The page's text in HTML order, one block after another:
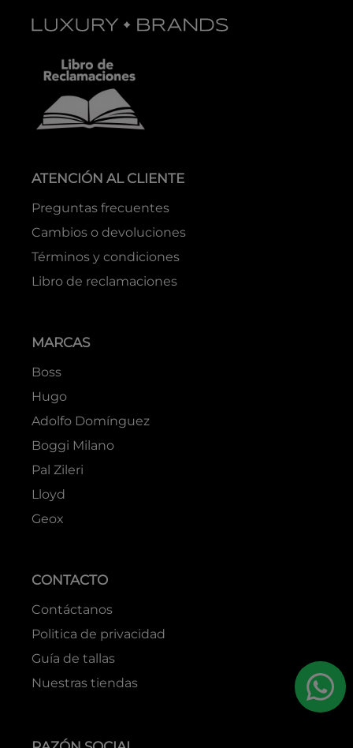
ATENCIÓN AL CLIENTE
Preguntas frecuentes
Cambios o devoluciones
Términos y condiciones
Libro de reclamaciones
MARCAS
Boss
Hugo
Adolfo Domínguez
Boggi Milano
Pal Zileri
Lloyd
Geox
CONTACTO
Contáctanos
Politica de privacidad
Guía de tallas
Nuestras tiendas